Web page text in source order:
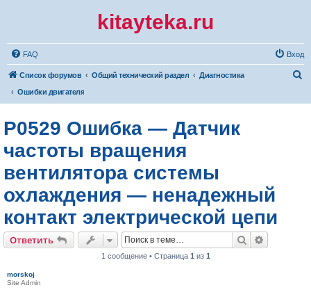
kitayteka.ru
FAQ Вход
Список форумов Общий технический раздел
Диагностика
Ошибки двигателя
P0529 Ошибка — Датчик
частоты вращения
вентилятора системы
охлаждения — ненадежный
контакт электрической цепи
Ответить Поиск
1 сообщение • Страница 1 из 1
morskoj
Site Admin